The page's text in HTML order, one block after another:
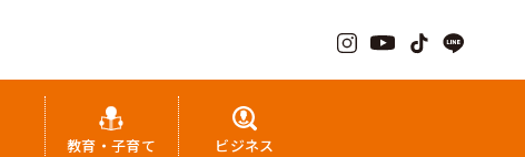
教育・子育て ビジネス